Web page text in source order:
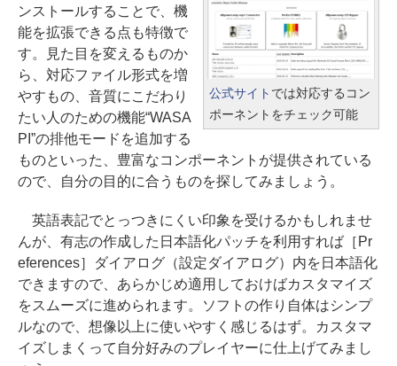
公式サイト では対応するコン
ポーネントをチェック可能
ンストールすることで、機
能を拡張できる点も特徴で
す。見た目を変えるものか
ら、対応ファイル形式を増
やすもの、音質にこだわり
たい人のための機能“WASA
PI”の排他モードを追加する
ものといった、豊富なコンポーネントが提供されている
ので、自分の目的に合うものを探してみましょう。
英語表記でとっつきにくい印象を受けるかもしれませ
んが、有志の作成した日本語化パッチを利用すれば［Pr
eferences］ダイアログ（設定ダイアログ）内を日本語化
できますので、あらかじめ適用しておけばカスタマイズ
をスムーズに進められます。ソフトの作り自体はシンプ
ルなので、想像以上に使いやすく感じるはず。カスタマ
イズしまくって自分好みのプレイヤーに仕上げてみまし